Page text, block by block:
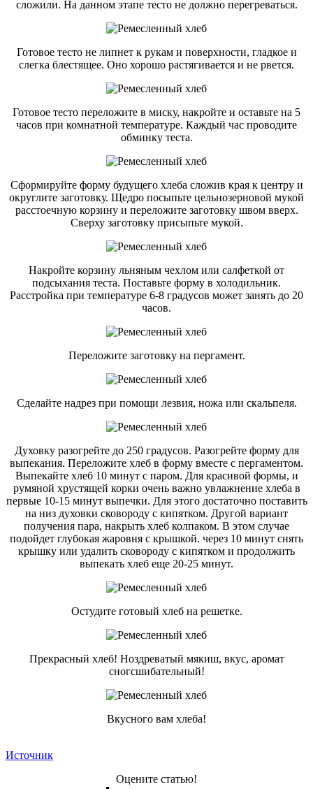
сложили. На данном этапе тесто не должно перегреваться.
Готовое тесто не липнет к рукам и поверхности, гладкое и
слегка блестящее. Оно хорошо растягивается и не рвется.
Готовое тесто переложите в миску, накройте и оставьте на 5
часов при комнатной температуре. Каждый час проводите
обминку теста.
Сформируйте форму будущего хлеба сложив края к центру и
округлите заготовку. Щедро посыпьте цельнозерновой мукой
расстоечную корзину и переложите заготовку швом вверх.
Сверху заготовку присыпьте мукой.
Накройте корзину льняным чехлом или салфеткой от
подсыхания теста. Поставьте форму в холодильник.
Расстройка при температуре 6-8 градусов может занять до 20
часов.
Переложите заготовку на пергамент.
Сделайте надрез при помощи лезвия, ножа или скальпеля.
Духовку разогрейте до 250 градусов. Разогрейте форму для
выпекания. Переложите хлеб в форму вместе с пергаментом.
Выпекайте хлеб 10 минут с паром. Для красивой формы, и
румяной хрустящей корки очень важно увлажнение хлеба в
первые 10-15 минут выпечки. Для этого достаточно поставить
на низ духовки сковороду с кипятком. Другой вариант
получения пара, накрыть хлеб колпаком. В этом случае
подойдет глубокая жаровня с крышкой. через 10 минут снять
крышку или удалить сковороду с кипятком и продолжить
выпекать хлеб еще 20-25 минут.
Остудите готовый хлеб на решетке.
Прекрасный хлеб! Ноздреватый мякиш, вкус, аромат
сногсшибательный!
Вкусного вам хлеба!
Источник
Оцените статью!